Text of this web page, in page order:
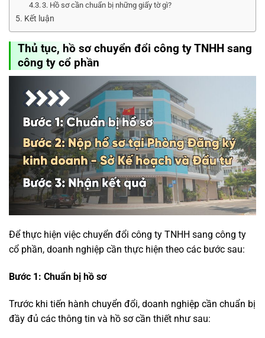
3. Hồ sơ cần chuẩn bị những giấy tờ gì?
Kết luận
Thủ tục, hồ sơ chuyển đổi công ty TNHH sang
công ty cổ phần
Để thực hiện việc chuyển đổi công ty TNHH sang công ty
cổ phần, doanh nghiệp cần thực hiện theo các bước sau:
Bước 1: Chuẩn bị hồ sơ
Trước khi tiến hành chuyển đổi, doanh nghiệp cần chuẩn bị
đầy đủ các thông tin và hồ sơ cần thiết như sau: